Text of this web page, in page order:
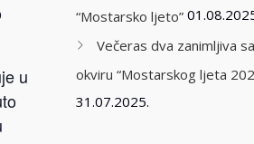
u
“Mostarsko ljeto”
Večeras dva zanimljiva
okviru “Mostarskog ljeta
31.07.2025.